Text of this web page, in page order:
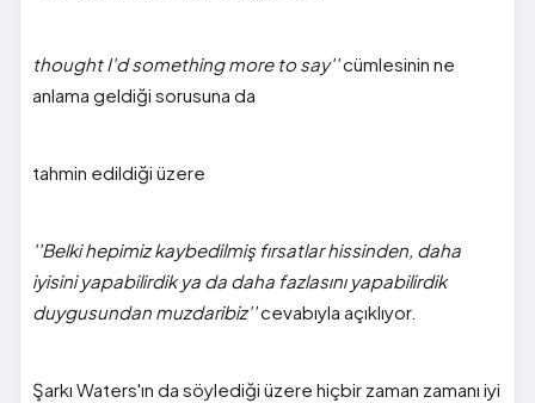
thought I'd something more to say''cümlesinin ne
anlama geldiği sorusuna da
tahmin edildiği üzere
''Belki hepimiz kaybedilmiş fırsatlar hissinden, daha
iyisini yapabilirdik ya da daha fazlasını yapabilirdik
duygusundan muzdaribiz''cevabıyla açıklıyor.
Şarkı Waters'ın da söylediği üzere hiçbir zaman zamanı iyi